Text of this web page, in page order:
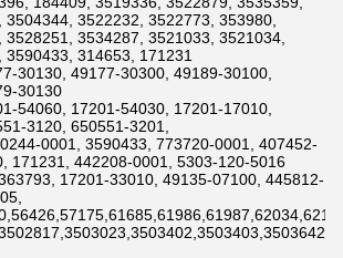
3522232, 3522773, 353980,
3534287, 3521033, 3521034,
314653, 171231
30130, 49177-30300, 49189-30100,
30130
54060, 17201-54030, 17201-17010,
3120, 650551-3201,
0001, 3590433, 773720-0001, 407452-
171231, 442208-0001, 5303-120-5016
17201-33010, 49135-07100, 445812-